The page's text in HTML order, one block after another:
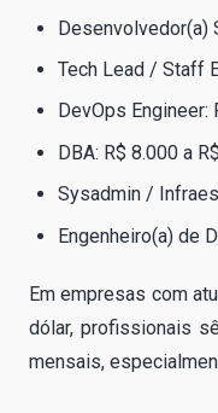
Desenvolvedor(a)
Tech Lead / Staff
DevOps Engineer:
DBA: R$ 8.000 a
Sysadmin /
Engenheiro(a) de
Em empresas com
dólar, profissionais
mensais,